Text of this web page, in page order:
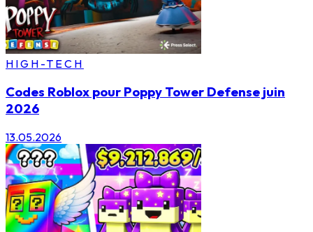
HIGH-TECH
Codes Roblox pour Poppy Tower Defense juin
2026
13.05.2026